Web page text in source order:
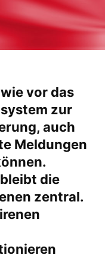
vor das
zur
auch
Meldungen
die
zentral.